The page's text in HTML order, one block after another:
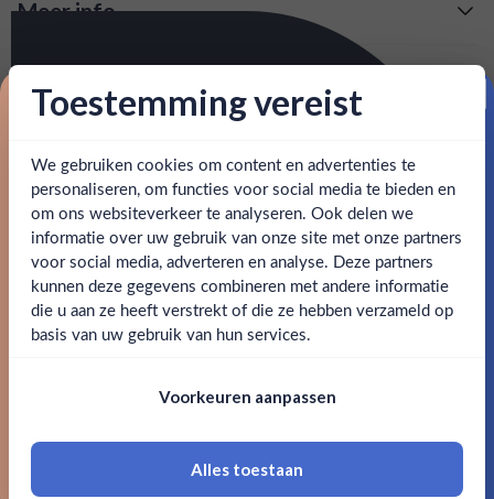
Ben jij 18 jaar of ouder?
Ja Nee
18 jaar of ouder zijn
Meer info
Snelle levering: voor 15:00, morgen in huis (uitzondering bij
Behulpzameen goed bereikbare klantenservice.
Een zeer smaakvolle, rokerige wodka van William Chase,
palet ontdek verder een fijne peperige hint. Zeer bijzonder!
SPECIFICATIES
Alcohol 40.00%
Merk William Chase
5060183131927
Toestemming vereist
We gebruiken cookies om content en advertenties te
personaliseren, om functies voor social media te bieden en
om ons websiteverkeer te analyseren. Ook delen we
informatie over uw gebruik van onze site met onze partners
voor social media, adverteren en analyse. Deze partners
kunnen deze gegevens combineren met andere informatie
die u aan ze heeft verstrekt of die ze hebben verzameld op
basis van uw gebruik van hun services.
Voorkeuren aanpassen
Alles toestaan
Proost op je eerste korting!
Schrijf je in en ontvang direct 5% korting op je eerste
bestelling.
Email
Claim mijn korting